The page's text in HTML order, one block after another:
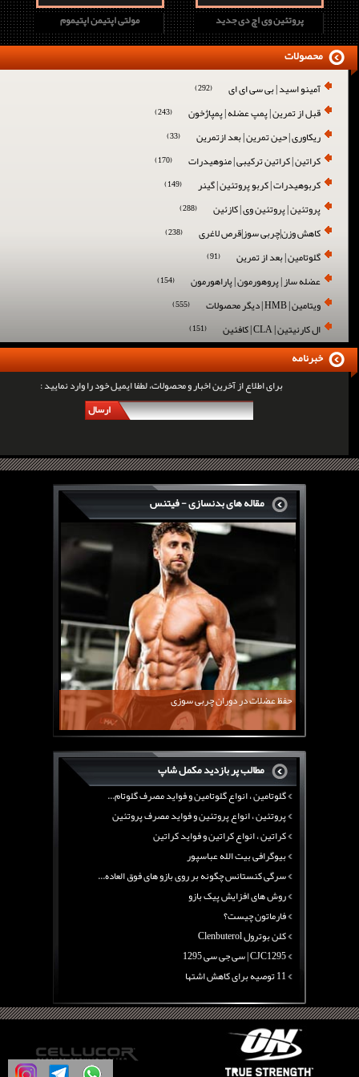
مولتی اپتیمن اپتیموم پروتئین وی اچ دی جدید
آمینو اسید | بی سی ای ای (292)
قبل از تمرین | پمپ عضله | پمپاژخون (243)
ریکاوری | حین تمرین | بعد ازتمرین (33)
کراتین | کراتین ترکیبی | منوهیدرات (170)
کربوهیدرات | کربو پروتئین | گینر (149)
پروتئین | پروتئین وی | کازئین (288)
کاهش وزن|چربی سوز|قرص لاغری (238)
گلوتامین | بعد از تمرین (91)
عضله ساز | پروهورمون | پاراهورمون (154)
ویتامین | HMB | دیگر محصولات (555)
ال کارنیتین | CLA | کافئین (151)
محصولات
برای اطلاع از آخرین اخبار و محصولات، لطفا ایمیل خود را وارد نمایید :
ارسال
خبرنامه
مقاله های بدنسازی - فیتنس
حفظ عضلات در دوران چربی سوزی
مطالب پر بازدید مکمل شاپ
سرگی کنستانس چگونه بر روی بازو های فوق العاده...
روش های افزایش پیک بازو
فارماتون چیست؟
کلن بوترول Clenbuterol
CJC1295 | سی جی سی 1295
11 توصیه برای کاهش اشتها
معرفی یک برنامه غذایی جامع برای افزایش قد
چربی سوزی با چای سبز
بیوگرافی علی تبریزی
منابع پروتئینی غیر گوشتی
آرژنین ، فواید آرژنین و نقش آرژنین در بدن
گلوتامین ، انواع گلوتامین و فواید مصرف گلوتام...
پروتئین ، انواع پروتئین و فواید مصرف پروتئین
کراتین ، انواع کراتین و فواید کراتین
بیوگرافی بیت الله عباسپور
سرگی کنستانس چگونه بر روی بازو های فوق العاده...
روش های افزایش پیک بازو
فارماتون چیست؟
کلن بوترول Clenbuterol
CJC1295 | سی جی سی 1295
11 توصیه برای کاهش اشتها
چربی سوزی با چای سبز
بیوگرافی علی تبریزی
منابع پروتئینی غیر گوشتی